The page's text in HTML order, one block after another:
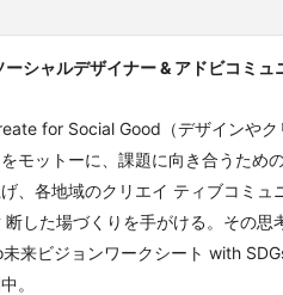
ャルデザイナー & アドビコミュ
for Social Good（デザインやク
モットーに、課題に向き合うため
、各地域のクリエイ ティブコミ
断した場づくりを手がける。その
来ビジョンワークシート with
。